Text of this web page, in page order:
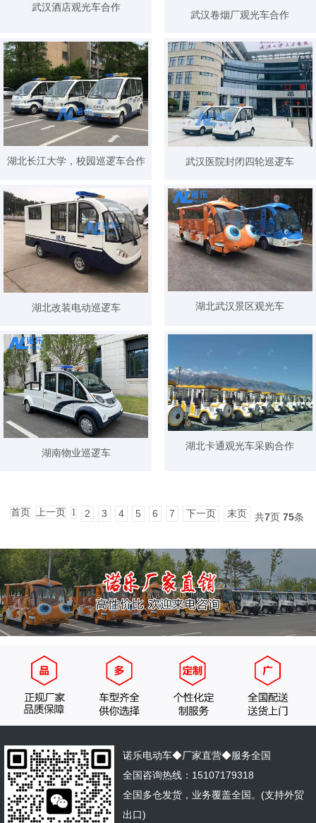
武汉酒店观光车合作
武汉卷烟厂观光车合作
湖北长江大学，校园巡逻车合作 武汉医院封闭四轮巡逻车
湖北改装电动巡逻车 湖北武汉景区观光车
湖南物业巡逻车
湖北卡通观光车采购合作
首页 上一页 1 2 3 4 5 6 7 下一页 末页 共7页 75条
诺乐电动车◆厂家直营◆服务全国
全国咨询热线：15107179318
全国多仓发货，业务覆盖全国。(支持外贸
出口)